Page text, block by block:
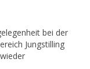
bei der
Jungstilling